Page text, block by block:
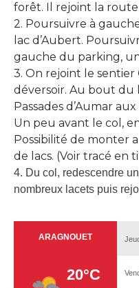
forêt. Il rejoint la
2. Poursuivre à
lac d’Aubert.
gauche du parking,
3. On rejoint le sentier
déversoir. Au bout du
Passades d’Aumar
Un peu avant le col,
Possibilité de monter
de lacs. (Voir tracé en
4. Du col, redescendre
nombreux lacets puis